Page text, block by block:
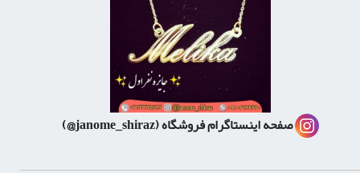
صفحه اینستاگرام فروشگاه(janome_shiraz@)